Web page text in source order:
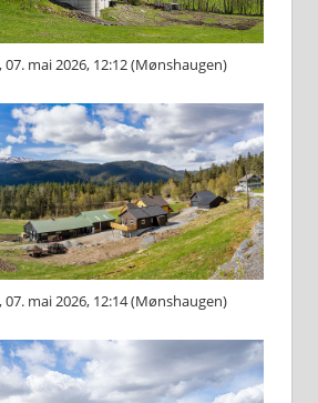
mai 2026, 12:12 (Mønshaugen)
mai 2026, 12:14 (Mønshaugen)